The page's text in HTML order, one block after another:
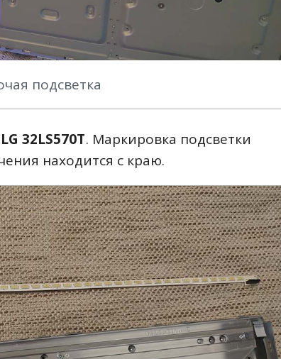
подсветка
32LS570T. Маркировка подсветки
находится с краю.